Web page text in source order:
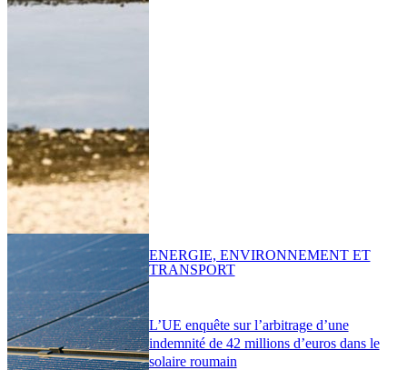
L’UE enquête sur l’arbitrage d’une
indemnité de 42 millions d’euros dans le
solaire roumain
ENERGIE, ENVIRONNEMENT ET
TRANSPORT